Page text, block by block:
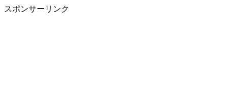
スポンサーリンク